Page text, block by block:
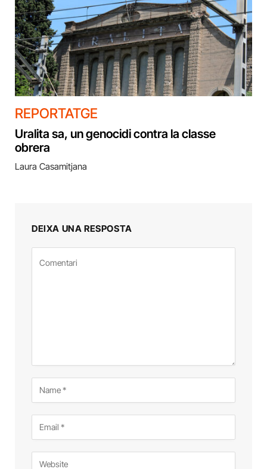
REPORTATGE
Uralita sa, un genocidi contra la classe
obrera
Laura Casamitjana
DEIXA UNA RESPOSTA